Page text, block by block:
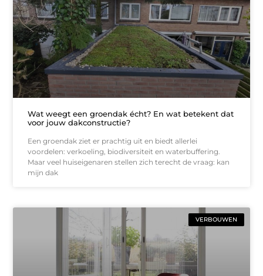
Wat weegt een groendak écht? En wat betekent dat
voor jouw dakconstructie?
Een groendak ziet er prachtig uit en biedt allerlei
voordelen: verkoeling, biodiversiteit en waterbuffering.
Maar veel huiseigenaren stellen zich terecht de vraag: kan
mijn dak
VERBOUWEN